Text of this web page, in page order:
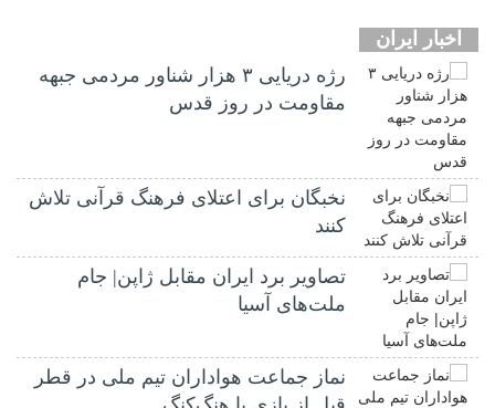
اخبار ایران
رژه دریایی ۳ هزار شناور مردمی جبهه
مقاومت در روز قدس
نخبگان برای اعتلای فرهنگ قرآنی تلاش
کنند
تصاویر برد ایران مقابل ژاپن| جام
ملت‌های آسیا
نماز جماعت هواداران تیم ملی در قطر